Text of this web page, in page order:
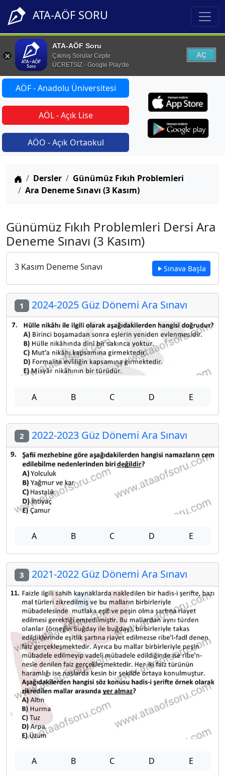
ATA-AÖF SORU
ATA-AÖF Soru
Çıkmış Sorular Cepte
ÜCRETSİZ - Google Play'de
AÇ
AÖF - Anadolu Üniversitesi
AÖL - Açık Lise
AÖO - Açık Ortaokul
Anasayfa
Dersler
Günümüz Fıkıh Problemleri
Ara Deneme Sınavı (3 Kasım)
Günümüz Fıkıh Problemleri Dersi Ara
Deneme Sınavı (3 Kasım)
3 Kasım Deneme Sınavı Sınava Başla
1 2024-2025 Güz Dönemi Ara Sınavı
A B C D E
2 2022-2023 Güz Dönemi Ara Sınavı
A B C D E
3 2021-2022 Güz Dönemi Ara Sınavı
A B C D E